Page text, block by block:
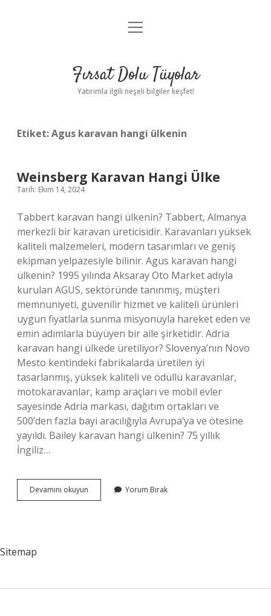
Gizlilik Politikası
Yasal Uyarı
menüyü
Fırsat Dolu Tüyolar
Yatırımla ilgili neşeli bilgiler keşfet!
Etiket:Agus karavan hangi ülkenin
Weinsberg Karavan Hangi Ülke
Tarih: Ekim 14, 2024
Tabbert karavan hangi ülkenin? Tabbert, Almanya
merkezli bir karavan üreticisidir. Karavanları yüksek
kaliteli malzemeleri, modern tasarımları ve geniş
ekipman yelpazesiyle bilinir. Agus karavan hangi
ülkenin? 1995 yılında Aksaray Oto Market adıyla
kurulan AGUS, sektöründe tanınmış, müşteri
memnuniyeti, güvenilir hizmet ve kaliteli ürünleri
uygun fiyatlarla sunma misyonuyla hareket eden ve
emin adımlarla büyüyen bir aile şirketidir. Adria
karavan hangi ülkede üretiliyor? Slovenya’nın Novo
Mesto kentindeki fabrikalarda üretilen iyi
tasarlanmış, yüksek kaliteli ve ödüllü karavanlar,
motokaravanlar, kamp araçları ve mobil evler
sayesinde Adria markası, dağıtım ortakları ve
500’den fazla bayi aracılığıyla Avrupa’ya ve ötesine
yayıldı. Bailey karavan hangi ülkenin? 75 yıllık
İngiliz…
Devamını okuyun Weinsberg
Karavan
Yorum Bırak
Sitemap